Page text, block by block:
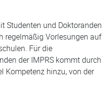
Studenten und Doktoranden
regelmäßig Vorlesungen auf
Für die
der IMPRS kommt durch
Kompetenz hinzu, von der